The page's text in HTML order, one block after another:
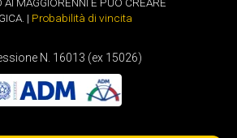
AI MAGGIORENNI E PUÒ CREARE
| Probabilità di vincita
N. 16013 (ex 15026)